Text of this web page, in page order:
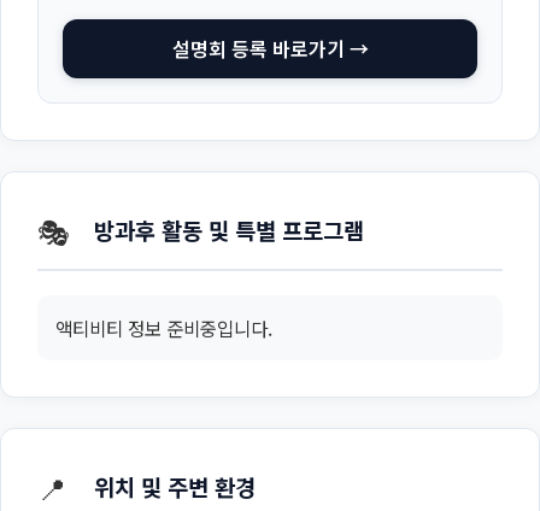
설명회 등록 바로가기 →
🎭 방과후 활동 및 특별 프로그램
액티비티 정보 준비중입니다.
📍 위치 및 주변 환경